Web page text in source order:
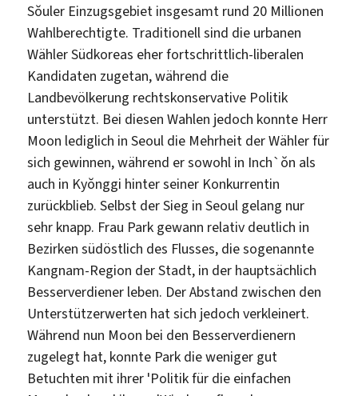
Sŏuler Einzugsgebiet insgesamt rund 20 Millionen
Wahlberechtigte. Traditionell sind die urbanen
Wähler Südkoreas eher fortschrittlich-liberalen
Kandidaten zugetan, während die
Landbevölkerung rechtskonservative Politik
unterstützt. Bei diesen Wahlen jedoch konnte Herr
Moon lediglich in Seoul die Mehrheit der Wähler für
sich gewinnen, während er sowohl in Inch`ŏn als
auch in Kyŏnggi hinter seiner Konkurrentin
zurückblieb. Selbst der Sieg in Seoul gelang nur
sehr knapp. Frau Park gewann relativ deutlich in
Bezirken südöstlich des Flusses, die sogenannte
Kangnam-Region der Stadt, in der hauptsächlich
Besserverdiener leben. Der Abstand zwischen den
Unterstützerwerten hat sich jedoch verkleinert.
Während nun Moon bei den Besserverdienern
zugelegt hat, konnte Park die weniger gut
Betuchten mit ihrer ˈPolitik für die einfachen